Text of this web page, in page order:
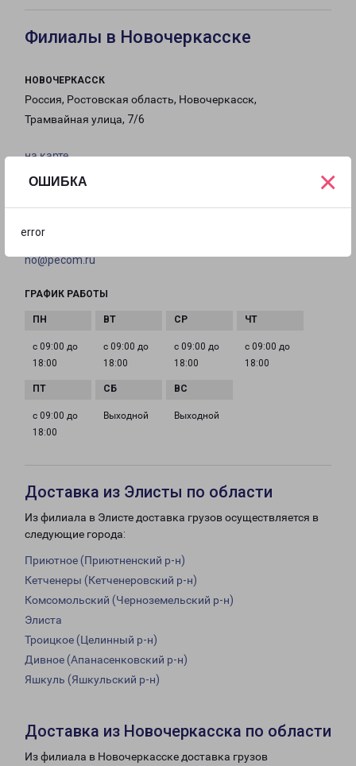
ОШИБКА
error
×
Филиалы в Новочеркасске
НОВОЧЕРКАССК
Россия, Ростовская область, Новочеркасск,
Трамвайная улица, 7/6
на карте
ТЕЛЕФОН
8(8635) 27-71-99
no@pecom.ru
ГРАФИК РАБОТЫ
с 09:00 до
18:00
с 09:00 до
18:00
с 09:00 до
18:00
с 09:00 до
18:00
с 09:00 до
18:00
Выходной Выходной
Доставка из Элисты по области
Из филиала в Элисте доставка грузов осуществляется в
следующие города:
Приютное (Приютненский р-н)
Кетченеры (Кетченеровский р-н)
Комсомольский (Черноземельский р-н)
Элиста
Троицкое (Целинный р-н)
Дивное (Апанасенковский р-н)
Яшкуль (Яшкульский р-н)
Доставка из Новочеркасска по области
Из филиала в Новочеркасске доставка грузов